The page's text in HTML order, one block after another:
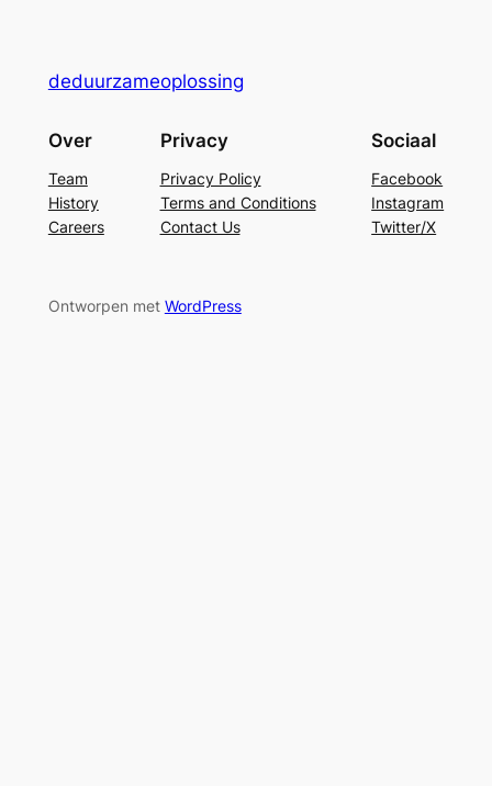
deduurzameoplossing
Over
Team
History
Careers
Privacy
Privacy Policy
Terms and Conditions
Contact Us
Sociaal
Facebook
Instagram
Twitter/X
Ontworpen met WordPress